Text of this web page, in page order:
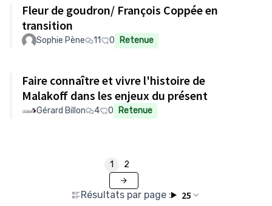
Fleur de goudron/ François Coppée en
transition
Sophie Pène 11 0 Retenue
Faire connaître et vivre l'histoire de
Malakoff dans les enjeux du présent
Gérard Billon 4 0 Retenue
Résultats par page : 25
1 2